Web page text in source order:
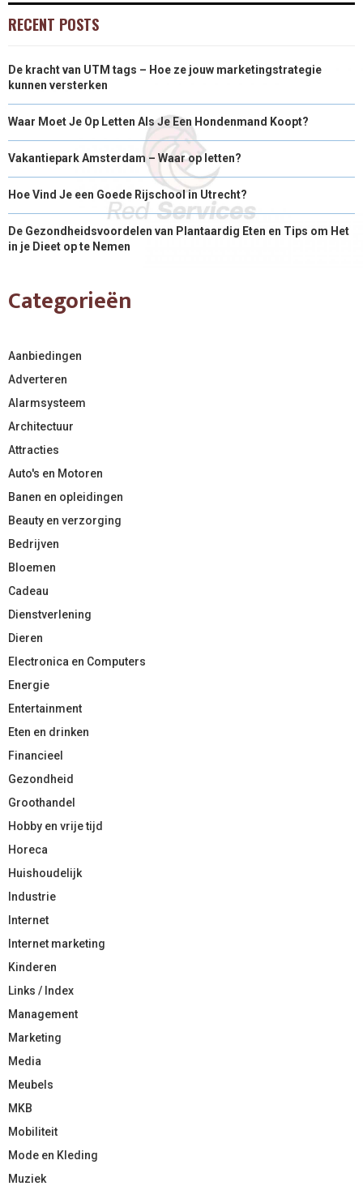
RECENT POSTS
De kracht van UTM tags – Hoe ze jouw marketingstrategie
kunnen versterken
Waar Moet Je Op Letten Als Je Een Hondenmand Koopt?
Vakantiepark Amsterdam – Waar op letten?
Hoe Vind Je een Goede Rijschool in Utrecht?
De Gezondheidsvoordelen van Plantaardig Eten en Tips om Het
in je Dieet op te Nemen
Categorieën
Aanbiedingen
Adverteren
Alarmsysteem
Architectuur
Attracties
Auto's en Motoren
Banen en opleidingen
Beauty en verzorging
Bedrijven
Bloemen
Cadeau
Dienstverlening
Dieren
Electronica en Computers
Energie
Entertainment
Eten en drinken
Financieel
Gezondheid
Groothandel
Hobby en vrije tijd
Horeca
Huishoudelijk
Industrie
Internet
Internet marketing
Kinderen
Links / Index
Management
Marketing
Media
Meubels
MKB
Mobiliteit
Mode en Kleding
Muziek